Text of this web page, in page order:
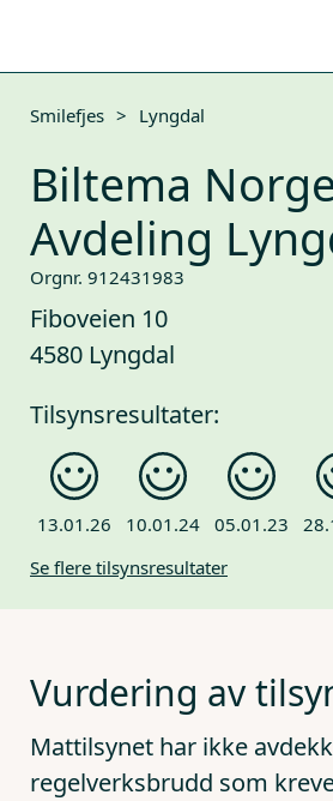
Smilefjes > Lyngdal
Biltema
Avdeling
Orgnr. 912431983
Fiboveien 10
4580 Lyngdal
Tilsynsresultater:
13.01.26 10.01.24 05.01.23
Se flere tilsynsresultater
Vurdering av
Mattilsynet har ikke
regelverksbrudd som